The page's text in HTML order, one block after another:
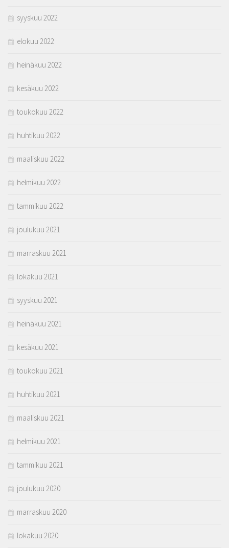
syyskuu 2022
elokuu 2022
heinäkuu 2022
kesäkuu 2022
toukokuu 2022
huhtikuu 2022
maaliskuu 2022
helmikuu 2022
tammikuu 2022
joulukuu 2021
marraskuu 2021
lokakuu 2021
syyskuu 2021
heinäkuu 2021
kesäkuu 2021
toukokuu 2021
huhtikuu 2021
maaliskuu 2021
helmikuu 2021
tammikuu 2021
joulukuu 2020
marraskuu 2020
lokakuu 2020